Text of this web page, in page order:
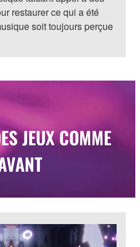
restaurer ce qui a été
soit toujours perçue
JEUX COMME